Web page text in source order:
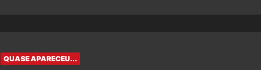
QUASE APARECEU...